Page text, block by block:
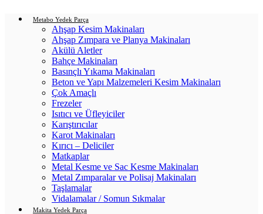
Metabo Yedek Parça
Ahşap Kesim Makinaları
Ahşap Zımpara ve Planya Makinaları
Akülü Aletler
Bahçe Makinaları
Basınçlı Yıkama Makinaları
Beton ve Yapı Malzemeleri Kesim Makinaları
Çok Amaçlı
Frezeler
Isıtıcı ve Üfleyiciler
Karıştırıcılar
Karot Makinaları
Kırıcı – Deliciler
Matkaplar
Metal Kesme ve Sac Kesme Makinaları
Metal Zımparalar ve Polisaj Makinaları
Taşlamalar
Vidalamalar / Somun Sıkmalar
Makita Yedek Parça